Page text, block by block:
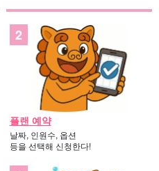
플랜 예약
날짜, 인원수, 옵션
등을 선택해 신청한다!